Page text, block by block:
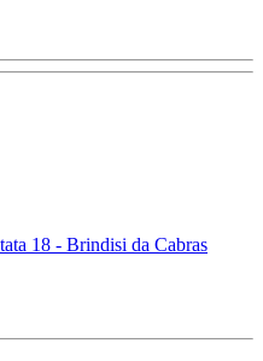
18 - Brindisi da Cabras